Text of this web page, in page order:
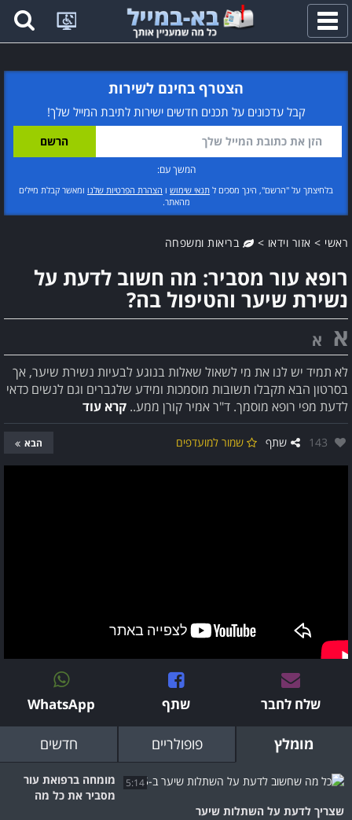
פתח
תפריט
הצטרף בחינם לשירות
קבל עדכונים על תכנים חדשים ישירות לתיבת המייל שלך!
המשך עם:
בלחיצתך על "הרשם", הינך מסכים ל תנאי שימוש ו הצהרת הפרטיות שלנו ומאשר קבלת מיילים
מהאתר.
ראשי > אזור וידאו > בריאות ומשפחה
רופא עור מסביר: מה חשוב לדעת על
נשירת שיער והטיפול בה?
א א
לא תמיד יש לנו את מי לשאול שאלות בנוגע לבעיות נשירת שיער, אך
בסרטון הבא תקבלו תשובות מוסמכות ומידע שלגברים וגם לנשים כדאי
לדעת מפי רופא מוסמך. ד"ר אמיר קורן ממע.. קרא עוד
אהבו:
143 שתף שמור למועדפים הבא
שלח לחבר שתף WhatsApp
מומלץ פופולריים חדשים
5:14
מומחה ברפואת עור
מסביר את כל מה
שצריך לדעת על השתלות שיער